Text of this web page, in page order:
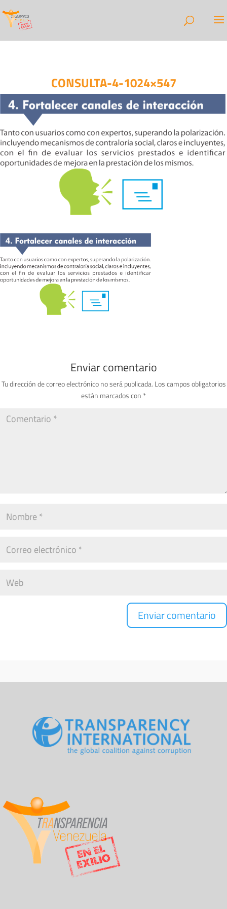
CONSULTA-4-1024×547
Enviar comentario
Tu dirección de correo electrónico no será publicada. Los campos obligatorios
están marcados con *